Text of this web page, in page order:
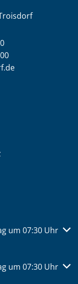
um 07:30 Uhr
um 07:30 Uhr